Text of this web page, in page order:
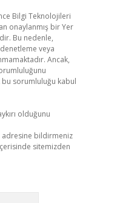
Bilgi Teknolojileri
onaylanmış bir Yer
Bu nedenle,
veya
Ancak,
sorumluluğu kabul
olduğunu
adresine bildirmeniz
sitemizden